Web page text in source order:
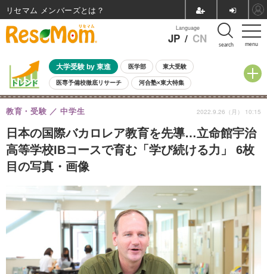
menu
Language
JP / CN search
大学受験 by 東進 医学部 東大受験
医専予備校徹底リサーチ 河合塾×東大特集
親子で考える大学選び 高校受験 中学受験 小学校受験
共通テスト 夏休み
8月開催イベント・WS 全国公立高校 過去問 人気記事
自由研究教材（小学生向け） 自由研究教材（中学生向け） ランキング
日本の国際バカロレア教育を先導…立命館宇治
高等学校IBコースで育む「学び続ける力」 6枚
目の写真・画像
教育・受験 中学生 2022.9.26（月） 10:15
リセマム メンバーズ